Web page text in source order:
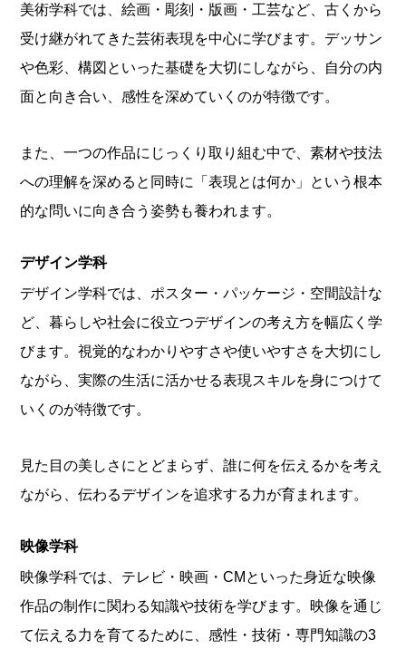
美術学科では、絵画・彫刻・版画・工芸など、古くから
受け継がれてきた芸術表現を中心に学びます。デッサン
や色彩、構図といった基礎を大切にしながら、自分の内
面と向き合い、感性を深めていくのが特徴です。
また、一つの作品にじっくり取り組む中で、素材や技法
への理解を深めると同時に「表現とは何か」という根本
的な問いに向き合う姿勢も養われます。
デザイン学科
デザイン学科では、ポスター・パッケージ・空間設計な
ど、暮らしや社会に役立つデザインの考え方を幅広く学
びます。視覚的なわかりやすさや使いやすさを大切にし
ながら、実際の生活に活かせる表現スキルを身につけて
いくのが特徴です。
見た目の美しさにとどまらず、誰に何を伝えるかを考え
ながら、伝わるデザインを追求する力が育まれます。
映像学科
映像学科では、テレビ・映画・CMといった身近な映像
作品の制作に関わる知識や技術を学びます。映像を通じ
て伝える力を育てるために、感性・技術・専門知識の3